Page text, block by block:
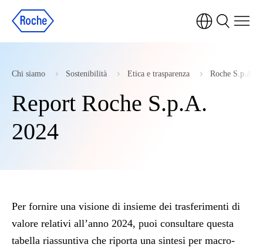
Chi siamo Sostenibilità Etica e trasparenza Roche S.p.A.
Report Roche S.p.A.
2024
Per fornire una visione di insieme dei trasferimenti di
valore relativi all’anno 2024, puoi consultare questa
tabella riassuntiva che riporta una sintesi per macro-